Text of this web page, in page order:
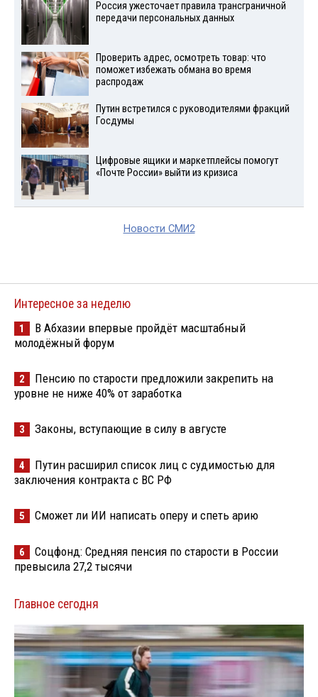
Россия ужесточает правила трансграничной
передачи персональных данных
Проверить адрес, осмотреть товар: что
поможет избежать обмана во время
распродаж
Путин встретился с руководителями фракций
Госдумы
Цифровые ящики и маркетплейсы помогут
«Почте России» выйти из кризиса
Новости СМИ2
Интересное за неделю
1
В Абхазии впервые пройдёт масштабный
молодёжный форум
2
Пенсию по старости предложили закрепить на
уровне не ниже 40% от заработка
3 Законы, вступающие в силу в августе
4
Путин расширил список лиц с судимостью для
заключения контракта с ВС РФ
5 Сможет ли ИИ написать оперу и спеть арию
6
Соцфонд: Средняя пенсия по старости в России
превысила 27,2 тысячи
Главное сегодня